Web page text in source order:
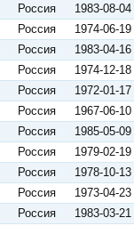
Россия
1983-08-04
Россия
1974-06-19
Россия
1983-04-16
Россия
1974-12-18
Россия
1972-01-17
Россия
1967-06-10
Россия
1985-05-09
Россия
1979-02-19
Россия
1978-10-13
Россия
1973-04-23
Россия
1983-03-21